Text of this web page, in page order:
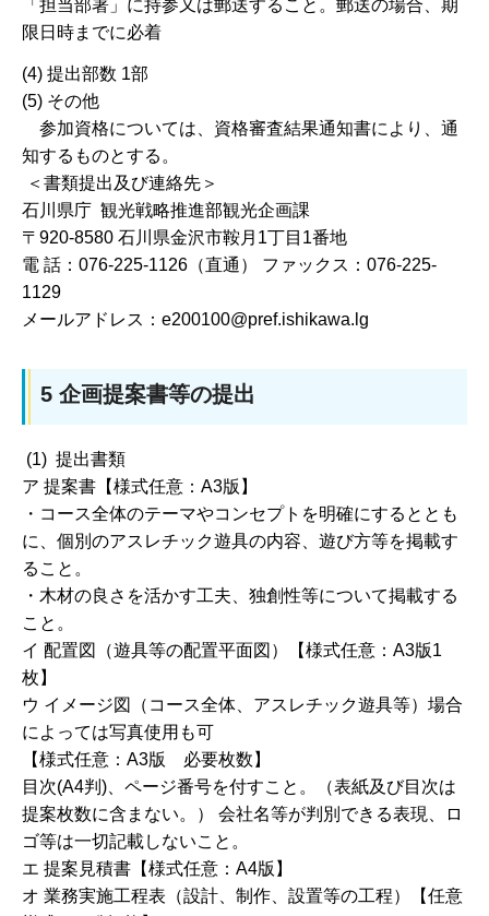
「担当部署」に持参又は郵送すること。郵送の場合、期
限日時までに必着
(4) 提出部数 1部
(5) その他
参加資格については、資格審査結果通知書により、通
知するものとする。
＜書類提出及び連絡先＞
石川県庁 観光戦略推進部観光企画課
〒920-8580 石川県金沢市鞍月1丁目1番地
電 話：076-225-1126（直通） ファックス：076-225-
1129
メールアドレス：e200100@pref.ishikawa.lg
5 企画提案書等の提出
(1) 提出書類
ア 提案書【様式任意：A3版】
・コース全体のテーマやコンセプトを明確にするととも
に、個別のアスレチック遊具の内容、遊び方等を掲載す
ること。
・木材の良さを活かす工夫、独創性等について掲載する
こと。
イ 配置図（遊具等の配置平面図）【様式任意：A3版1
枚】
ウ イメージ図（コース全体、アスレチック遊具等）場合
によっては写真使用も可
【様式任意：A3版 必要枚数】
目次(A4判)、ページ番号を付すこと。（表紙及び目次は
提案枚数に含まない。） 会社名等が判別できる表現、ロ
ゴ等は一切記載しないこと。
エ 提案見積書【様式任意：A4版】
オ 業務実施工程表（設計、制作、設置等の工程）【任意